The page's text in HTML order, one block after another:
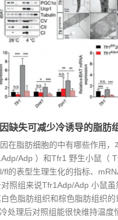
缺失可减少冷诱导的脂肪
在脂肪细胞的中有哪些作用，
Adp ）和Tfr1 野生小鼠（
的表型生理生化的指标、
照组来说Tfr1Adp/Adp 小鼠虽
白色脂肪组织和棕色脂肪组织
处理后对照组能很快维持温度